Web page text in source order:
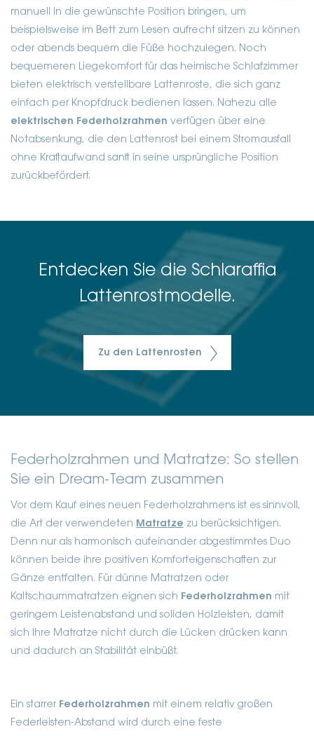
manuell in die gewünschte Position bringen, um
beispielsweise im Bett zum Lesen aufrecht sitzen zu können
oder abends bequem die Füße hochzulegen. Noch
bequemeren Liegekomfort für das heimische Schlafzimmer
bieten elektrisch verstellbare Lattenroste, die sich ganz
einfach per Knopfdruck bedienen lassen. Nahezu alle
elektrischen Federholzrahmen verfügen über eine
Notabsenkung, die den Lattenrost bei einem Stromausfall
ohne Kraftaufwand sanft in seine ursprüngliche Position
zurückbefördert.
Entdecken Sie die Schlaraffia
Lattenrostmodelle.
Zu den Lattenrosten
Federholzrahmen und Matratze: So stellen
Sie ein Dream-Team zusammen
Vor dem Kauf eines neuen Federholzrahmens ist es sinnvoll,
die Art der verwendeten Matratze zu berücksichtigen.
Denn nur als harmonisch aufeinander abgestimmtes Duo
können beide ihre positiven Komforteigenschaften zur
Gänze entfalten. Für dünne Matratzen oder
Kaltschaummatratzen eignen sich Federholzrahmen mit
geringem Leistenabstand und soliden Holzleisten, damit
sich Ihre Matratze nicht durch die Lücken drücken kann
und dadurch an Stabilität einbüßt.
Ein starrer Federholzrahmen mit einem relativ großen
Federleisten-Abstand wird durch eine feste